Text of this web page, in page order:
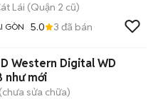
Lái (Quận 2 cũ)
GÒN 5.0 3 đã bán
Western Digital WD
như mới
sửa chữa)